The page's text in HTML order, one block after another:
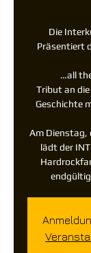
Die
Präsentiert
…all
Tribut an
Geschichte
Am Dienstag,
lädt der